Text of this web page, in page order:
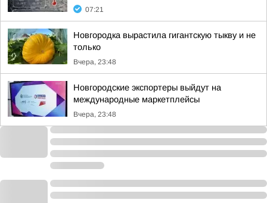
07:21
Новгородка вырастила гигантскую тыкву и не
только
Вчера, 23:48
Новгородские экспортеры выйдут на
международные маркетплейсы
Вчера, 23:48